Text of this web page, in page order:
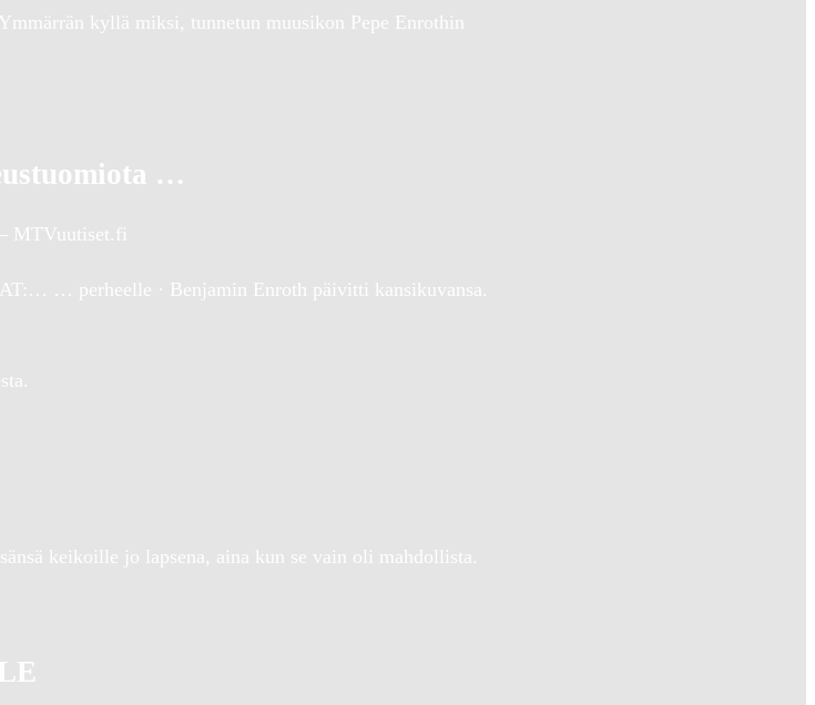
kyllä miksi, tunnetun muusikon Pepe Enrothin
…
MTVuutiset.fi
… perheelle · Benjamin Enroth päivitti kansikuvansa.
keikoille jo lapsena, aina kun se vain oli mahdollista.